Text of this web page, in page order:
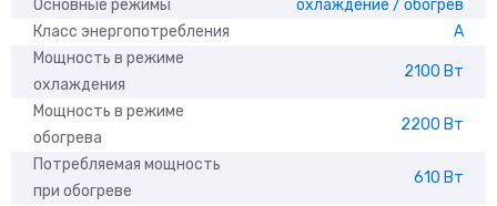
Основные режимы
охлаждение / обогрев
Класс энергопотребления
A
Мощность в режиме
охлаждения
2100 Вт
Мощность в режиме
обогрева
2200 Вт
Потребляемая мощность
при обогреве
610 Вт